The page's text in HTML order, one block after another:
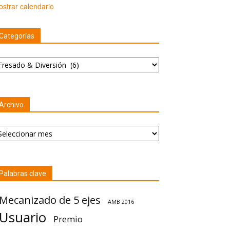
calendario
Palabras clave
Mecanizado de 5 ejes AMB 2016
Usuario Premio